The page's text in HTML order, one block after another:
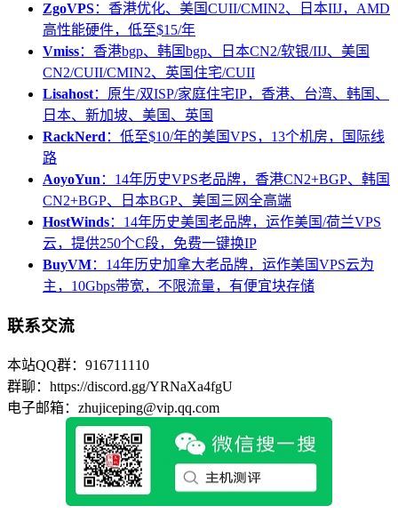
ZgoVPS：香港优化、美国CUII/CMIN2、日本IIJ，AMD
高性能硬件，低至$15/年
Vmiss：香港bgp、韩国bgp、日本CN2/软银/IIJ、美国
CN2/CUII/CMIN2、英国住宅/CUII
Lisahost：原生/双ISP/家庭住宅IP，香港、台湾、韩国、
日本、新加坡、美国、英国
RackNerd ：低至$10/年的美国VPS，13个机房，国际线
路
AoyoYun ：14年历史VPS老品牌，香港CN2+BGP、韩国
CN2+BGP、日本BGP、美国三网全高端
HostWinds：14年历史美国老品牌，运作美国/荷兰VPS
云，提供250个C段，免费一键换IP
BuyVM：14年历史加拿大老品牌，运作美国VPS云为
主，10Gbps带宽，不限流量，有便宜块存储
联系交流
本站QQ群：916711110
群聊：https://discord.gg/YRNaXa4fgU
电子邮箱：zhujiceping@vip.qq.com